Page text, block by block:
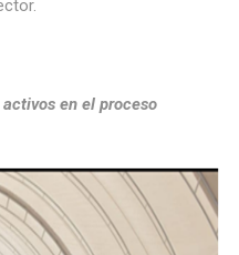
en el proceso